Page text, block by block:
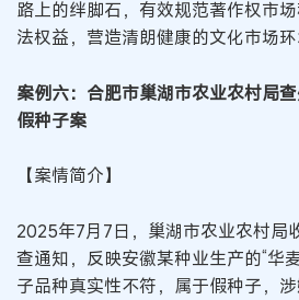
路上的绊脚石，有效规范著作权市
法权益，营造清朗健康的文化市场环
案例六：合肥市巢湖市农业农村局
假种子案
【案情简介】
2025年7月7日，巢湖市农业农村局
查通知，反映安徽某种业生产的“华
子品种真实性不符，属于假种子，